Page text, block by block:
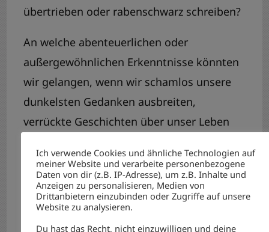
übertrieben oder rabenschwarz schreiben?
An welche abenteuerlichen oder
außergewöhnlichen Erkenntnisse könnten
wir gelangen, wenn wir schamlos unsere
dunkelsten Gedanken ausbreiten,
verrückte Geschichten über unser Leben
liebevollen und weisen Karikaturisten auf
uns und unsere Schwierigkeiten schauen? –
Im Kopfstand-Journaling werden wir genau
Ich verwende Cookies und ähnliche Technologien auf
meiner Website und verarbeite personenbezogene
Daten von dir (z.B. IP-Adresse), um z.B. Inhalte und
Anzeigen zu personalisieren, Medien von
Drittanbietern einzubinden oder Zugriffe auf unsere
Website zu analysieren.
Du hast das Recht, nicht einzuwilligen und deine